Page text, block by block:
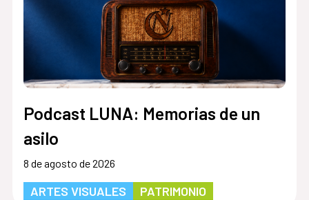
Podcast LUNA: Memorias de un
asilo
8 de agosto de 2026
ARTES VISUALES PATRIMONIO